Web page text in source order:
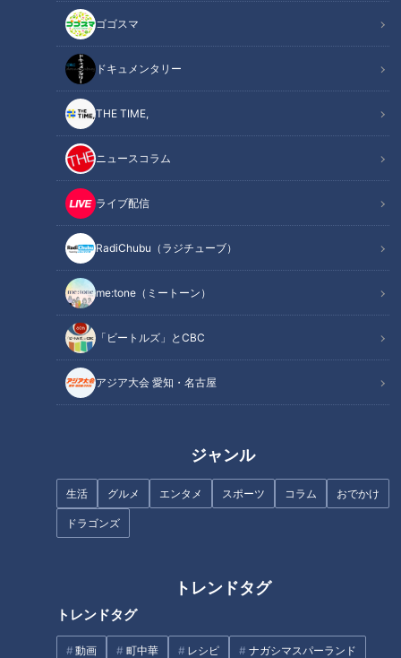
ゴゴスマ
ドキュメンタリー
THE TIME,
ニュースコラム
ライブ配信
RadiChubu（ラジチューブ）
me:tone（ミートーン）
「ビートルズ」とCBC
アジア大会 愛知・名古屋
ジャンル
生活 グルメ エンタメ スポーツ コラム おでかけ
ドラゴンズ
トレンドタグ
トレンドタグ
動画 町中華 レシピ ナガシマスパーランド
この記事を見たあなたへのおすすめ
つけま＆盛り髪のド派手な“令和
ギャル”が担ぐ「ギャル神
輿」！？極寒の海で行われる禊
“闘将”星野仙一のリーダーシッ
プに酔いしれた日～ドラゴンズ
９０周年の熱き記憶②～
足が浮くほどの押し合い！？ド
「厄」払い過ぎ注意！？バラエ
ティ豊かな5つの厄払いが行わ
れる奇祭「宝光院 はだか祭」と
【はだか祭WEEK】はだか男が
集結するホテルの“舞台裏”【チ